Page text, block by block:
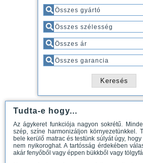
Tudta-e hogy...
Az ágykeret funkciója nagyon sokrétű.
szép, színe harmonizáljon környezetünkkel.
bele kerülő matrac és testünk súlyát úgy,
nem nyikoroghat. A tartósság érdekében
akár fenyőből vagy éppen bükkből vagy